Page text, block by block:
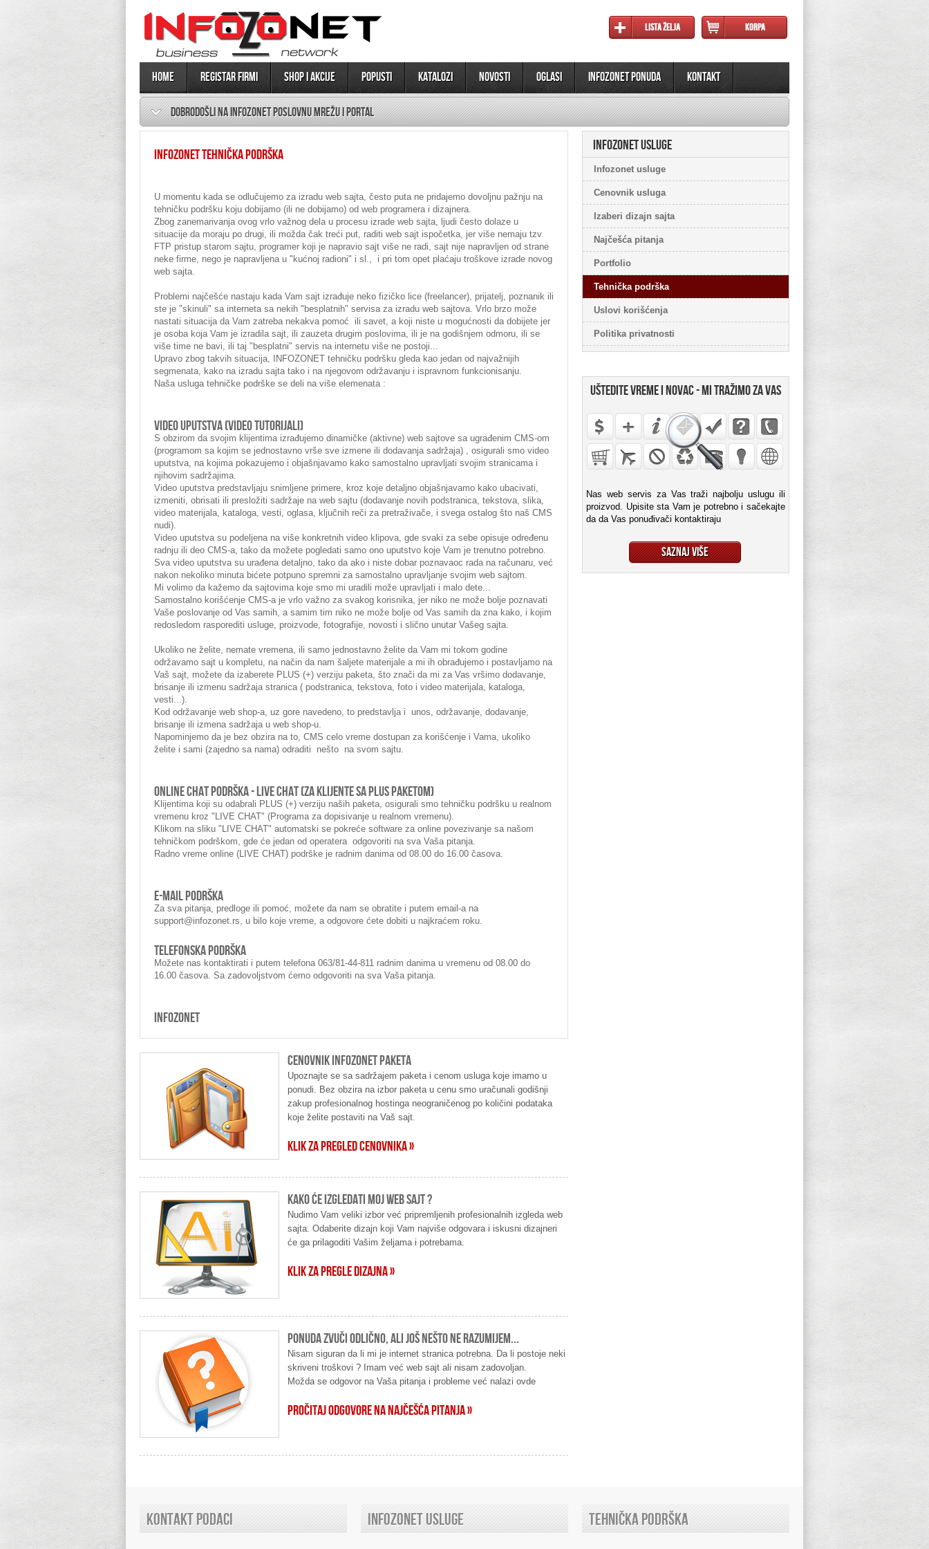
Korpa
Lista želja
Home Registar firmi SHOP I AKCIJE Popusti Katalozi NOVOSTI OGLASI INFOZONET PONUDA Kontakt
DOBRODOŠLI NA INFOZONET POSLOVNU MREŽU I PORTAL
INFOZONET TEHNIČKA PODRŠKA
U momentu kada se odlučujemo za izradu web sajta, često puta ne pridajemo dovoljnu pažnju na
tehničku podršku koju dobijamo (ili ne dobijamo) od web programera i dizajnera.
Zbog zanemarivanja ovog vrlo važnog dela u procesu izrade web sajta, ljudi često dolaze u
situacije da moraju po drugi, ili možda čak treći put, raditi web sajt ispočetka, jer više nemaju tzv.
FTP pristup starom sajtu, programer koji je napravio sajt više ne radi, sajt nije napravljen od strane
neke firme, nego je napravljena u "kućnoj radioni" i sl., i pri tom opet plaćaju troškove izrade novog
web sajta.
Problemi najčešće nastaju kada Vam sajt izrađuje neko fizičko lice (freelancer), prijatelj, poznanik ili
ste je "skinuli" sa interneta sa nekih "besplatnih" servisa za izradu web sajtova. Vrlo brzo može
nastati situacija da Vam zatreba nekakva pomoć ili savet, a koji niste u mogućnosti da dobijete jer
je osoba koja Vam je izradila sajt, ili zauzeta drugim poslovima, ili je na godišnjem odmoru, ili se
više time ne bavi, ili taj "besplatni" servis na internetu više ne postoji...
Upravo zbog takvih situacija, INFOZONET tehničku podršku gleda kao jedan od najvažnijih
segmenata, kako na izradu sajta tako i na njegovom održavanju i ispravnom funkcionisanju.
Naša usluga tehničke podrške se deli na više elemenata :
VIDEO UPUTSTVA (VIDEO TUTORIJALI)
S obzirom da svojim klijentima izrađujemo dinamičke (aktivne) web sajtove sa ugrađenim CMS-om
(programom sa kojim se jednostavno vrše sve izmene ili dodavanja sadržaja) , osigurali smo video
uputstva, na kojima pokazujemo i objašnjavamo kako samostalno upravljati svojim stranicama i
njihovim sadržajima.
Video uputstva predstavljaju snimljene primere, kroz koje detaljno objašnjavamo kako ubacivati,
izmeniti, obrisati ili presložiti sadržaje na web sajtu (dodavanje novih podstranica, tekstova, slika,
video materijala, kataloga, vesti, oglasa, ključnih reči za pretraživače, i svega ostalog što naš CMS
nudi).
Video uputstva su podeljena na više konkretnih video klipova, gde svaki za sebe opisuje određenu
radnju ili deo CMS-a, tako da možete pogledati samo ono uputstvo koje Vam je trenutno potrebno.
Sva video uputstva su urađena detaljno, tako da ako i niste dobar poznavaoc rada na računaru, već
nakon nekoliko minuta bićete potpuno spremni za samostalno upravljanje svojim web sajtom.
Mi volimo da kažemo da sajtovima koje smo mi uradili može upravljati i malo dete...
Samostalno korišćenje CMS-a je vrlo važno za svakog korisnika, jer niko ne može bolje poznavati
Vaše poslovanje od Vas samih, a samim tim niko ne može bolje od Vas samih da zna kako, i kojim
redosledom rasporediti usluge, proizvode, fotografije, novosti i slično unutar Vašeg sajta.
Ukoliko ne želite, nemate vremena, ili samo jednostavno želite da Vam mi tokom godine
održavamo sajt u kompletu, na način da nam šaljete materijale a mi ih obrađujemo i postavljamo na
Vaš sajt, možete da izaberete PLUS (+) verziju paketa, što znači da mi za Vas vršimo dodavanje,
brisanje ili izmenu sadržaja stranica ( podstranica, tekstova, foto i video materijala, kataloga,
vesti...).
Kod održavanje web shop-a, uz gore navedeno, to predstavlja i unos, održavanje, dodavanje,
brisanje ili izmena sadržaja u web shop-u.
Napominjemo da je bez obzira na to, CMS celo vreme dostupan za korišćenje i Vama, ukoliko
želite i sami (zajedno sa nama) odraditi nešto na svom sajtu.
ONLINE CHAT PODRŠKA - LIVE CHAT (za klijente sa PLUS paketom)
Klijentima koji su odabrali PLUS (+) verziju naših paketa, osigurali smo tehničku podršku u realnom
vremenu kroz "LIVE CHAT" (Programa za dopisivanje u realnom vremenu).
Klikom na sliku "LIVE CHAT" automatski se pokreće software za online povezivanje sa našom
tehničkom podrškom, gde će jedan od operatera odgovoriti na sva Vaša pitanja.
Radno vreme online (LIVE CHAT) podrške je radnim danima od 08.00 do 16.00 časova.
E-MAIL PODRŠKA
Za sva pitanja, predloge ili pomoć, možete da nam se obratite i putem email-a na
support@infozonet.rs, u bilo koje vreme, a odgovore ćete dobiti u najkraćem roku.
TELEFONSKA PODRŠKA
Možete nas kontaktirati i putem telefona 063/81-44-811 radnim danima u vremenu od 08.00 do
16.00 časova. Sa zadovoljstvom ćemo odgovoriti na sva Vaša pitanja.
INFOZONET
CENOVNIK INFOZONET PAKETA
Upoznajte se sa sadržajem paketa i cenom usluga koje imamo u
ponudi. Bez obzira na izbor paketa u cenu smo uračunali godišnji
zakup profesionalnog hostinga neograničenog po količini podataka
koje želite postaviti na Vaš sajt.
KLIK ZA PREGLED CENOVNIKA »
KAKO ĆE IZGLEDATI MOJ WEB SAJT ?
Nudimo Vam veliki izbor već pripremljenih profesionalnih izgleda web
sajta. Odaberite dizajn koji Vam najviše odgovara i iskusni dizajneri
će ga prilagoditi Vašim željama i potrebama.
KLIK ZA PREGLE DIZAJNA »
Ponuda zvuči odlično, ali još nešto ne razumijem...
Nisam siguran da li mi je internet stranica potrebna. Da li postoje neki
skriveni troškovi ? Imam već web sajt ali nisam zadovoljan.
Možda se odgovor na Vaša pitanja i probleme već nalazi ovde
PROČITAJ ODGOVORE NA NAJČEŠĆA PITANJA »
INFOZONET USLUGE
Infozonet usluge
Cenovnik usluga
Izaberi dizajn sajta
Najčešća pitanja
Portfolio
Tehnička podrška
Uslovi korišćenja
Politika privatnosti
UŠTEDITE VREME I NOVAC - MI TRAŽIMO ZA VAS
Nas web servis za Vas traži najbolju uslugu ili
proizvod. Upisite sta Vam je potrebno i sačekajte
da da Vas ponuđivači kontaktiraju
Saznaj više
KONTAKT PODACI INFOZONET USLUGE TEHNIČKA PODRŠKA